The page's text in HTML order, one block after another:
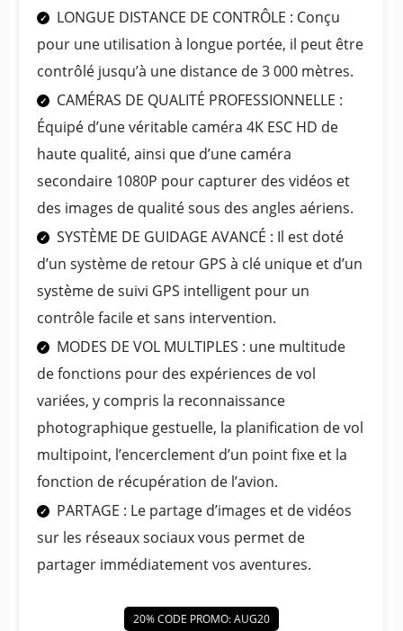
LONGUE DISTANCE DE CONTRÔLE : Conçu
pour une utilisation à longue portée, il peut être
contrôlé jusqu’à une distance de 3 000 mètres.
CAMÉRAS DE QUALITÉ PROFESSIONNELLE :
Équipé d’une véritable caméra 4K ESC HD de
haute qualité, ainsi que d’une caméra
secondaire 1080P pour capturer des vidéos et
des images de qualité sous des angles aériens.
SYSTÈME DE GUIDAGE AVANCÉ : Il est doté
d’un système de retour GPS à clé unique et d’un
système de suivi GPS intelligent pour un
contrôle facile et sans intervention.
MODES DE VOL MULTIPLES : une multitude
de fonctions pour des expériences de vol
variées, y compris la reconnaissance
photographique gestuelle, la planification de vol
multipoint, l’encerclement d’un point fixe et la
fonction de récupération de l’avion.
PARTAGE : Le partage d’images et de vidéos
sur les réseaux sociaux vous permet de
partager immédiatement vos aventures.
20% CODE PROMO: AUG20